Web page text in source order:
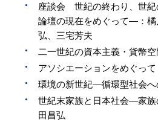
座談会 世紀の終わり、世紀
論壇の現在をめぐって—：橘
弘、三宅芳夫
二一世紀の資本主義・貨幣
アソシエーションをめぐっ
環境の新世紀—循環型社会
世紀末家族と日本社会—家
田昌弘